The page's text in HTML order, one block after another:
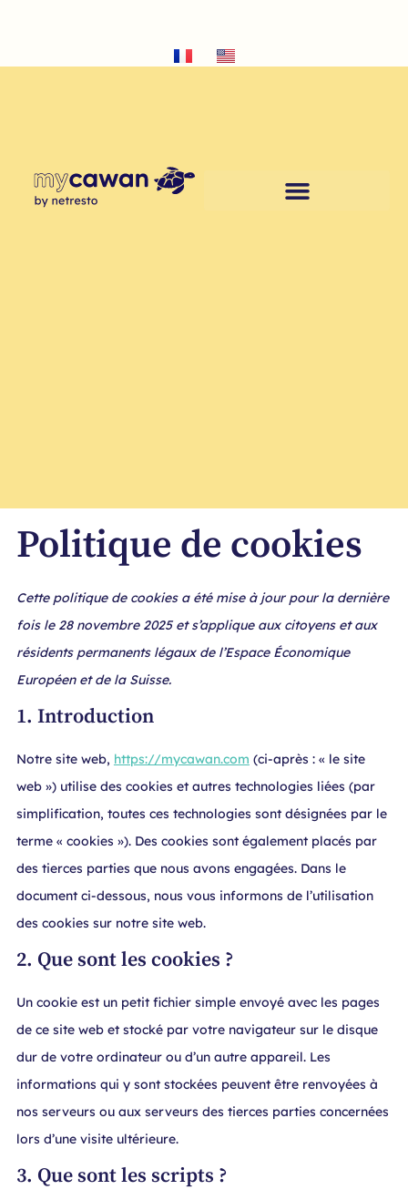
Politique de cookies
Cette politique de cookies a été mise à jour pour la dernière
fois le 28 novembre 2025 et s’applique aux citoyens et aux
résidents permanents légaux de l’Espace Économique
Européen et de la Suisse.
1. Introduction
Notre site web, https://mycawan.com (ci-après : « le site
web ») utilise des cookies et autres technologies liées (par
simplification, toutes ces technologies sont désignées par le
terme « cookies »). Des cookies sont également placés par
des tierces parties que nous avons engagées. Dans le
document ci-dessous, nous vous informons de l’utilisation
des cookies sur notre site web.
2. Que sont les cookies ?
Un cookie est un petit fichier simple envoyé avec les pages
de ce site web et stocké par votre navigateur sur le disque
dur de votre ordinateur ou d’un autre appareil. Les
informations qui y sont stockées peuvent être renvoyées à
nos serveurs ou aux serveurs des tierces parties concernées
lors d’une visite ultérieure.
3. Que sont les scripts ?